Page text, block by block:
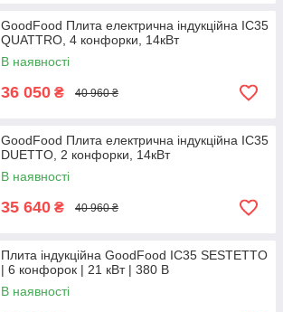
GoodFood Плита електрична індукційна IC35
QUATTRO, 4 конфорки, 14кВт
В наявності
36 050 ₴ 40 960 ₴
GoodFood Плита електрична індукційна IC35
DUETTO, 2 конфорки, 14кВт
В наявності
35 640 ₴ 40 960 ₴
Плита індукційна GoodFood IC35 SESTETTO
| 6 конфорок | 21 кВт | 380 В
В наявності